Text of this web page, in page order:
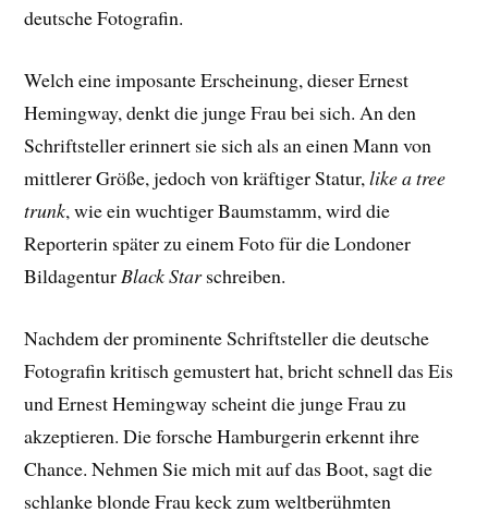
deutsche Fotografin.
Welch eine imposante Erscheinung, dieser Ernest
Hemingway, denkt die junge Frau bei sich. An den
Schriftsteller erinnert sie sich als an einen Mann von
mittlerer Größe, jedoch von kräftiger Statur,like a tree
trunk, wie ein wuchtiger Baumstamm, wird die
Reporterin später zu einem Foto für die Londoner
BildagenturBlack Starschreiben.
Nachdem der prominente Schriftsteller die deutsche
Fotografin kritisch gemustert hat, bricht schnell das Eis
und Ernest Hemingway scheint die junge Frau zu
akzeptieren. Die forsche Hamburgerin erkennt ihre
Chance. Nehmen Sie mich mit auf das Boot, sagt die
schlanke blonde Frau keck zum weltberühmten